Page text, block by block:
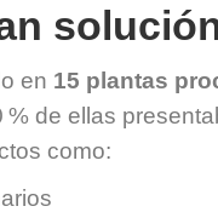
en 15 plantas
% de ellas
como: